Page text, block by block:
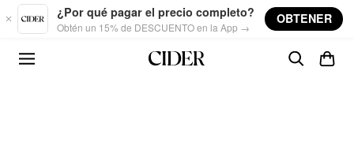
Skip to main content
¿Por qué pagar el precio completo?
Obtén un 15% de DESCUENTO en la App →
OBTENER